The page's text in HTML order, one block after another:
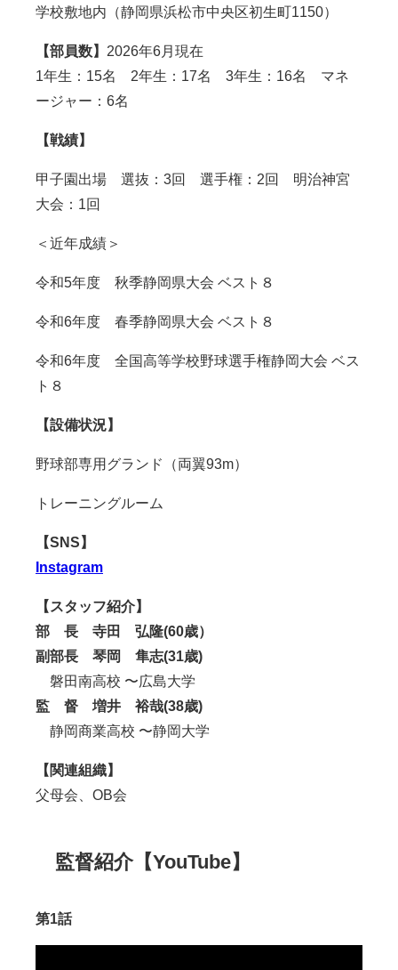
学校敷地内（静岡県浜松市中央区初生町1150）
【部員数】 2026年6月現在
1年生：15名 2年生：17名 3年生：16名 マネ
ージャー：6名
【戦績】
甲子園出場 選抜：3回 選手権：2回 明治神宮
大会：1回
＜近年成績＞
令和5年度 秋季静岡県大会 ベスト８
令和6年度 春季静岡県大会 ベスト８
令和6年度 全国高等学校野球選手権静岡大会 ベス
ト８
【設備状況】
野球部専用グランド（両翼93m）
トレーニングルーム
【SNS】
Instagram
【スタッフ紹介】
部 長 寺田
弘隆(60歳）
副部長 琴岡 隼志(31歳)
磐田南高校 〜広島大学
監 督 増井 裕哉(38歳)
静岡商業高校 〜静岡大学
【関連組織】
父母会、 OB会
監督紹介【YouTube】
第1話